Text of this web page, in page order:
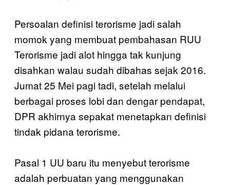
Persoalan definisi terorisme jadi salah
momok yang membuat pembahasan RUU
Terorisme jadi alot hingga tak kunjung
disahkan walau sudah dibahas sejak 2016.
Jumat 25 Mei pagi tadi, setelah melalui
berbagai proses lobi dan dengar pendapat,
DPR akhirnya sepakat menetapkan definisi
tindak pidana terorisme.
Pasal 1 UU baru itu menyebut terorisme
adalah perbuatan yang menggunakan